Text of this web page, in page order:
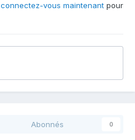
connectez-vous maintenant pour
Abonnés 0